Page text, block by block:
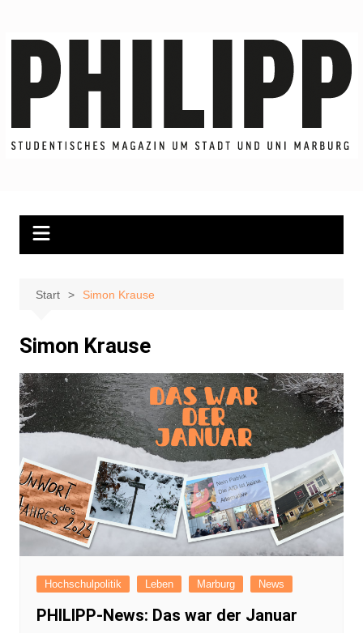
Start Simon Krause
Simon Krause
Hochschulpolitik Leben Marburg News
PHILIPP-News: Das war der Januar